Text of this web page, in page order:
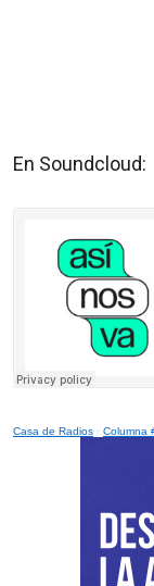
En Soundcloud:
Casa de Radios · Columna